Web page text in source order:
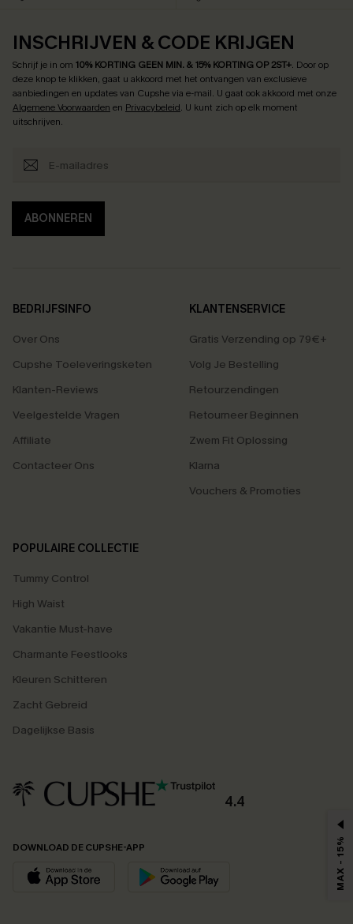
INSCHRIJVEN & CODE KRIJGEN
Schrijf je in om 10% KORTING GEEN MIN. & 15% KORTING OP 2ST+. Door op
deze knop te klikken, gaat u akkoord met het ontvangen van exclusieve
aanbiedingen en updates van Cupshe via e-mail. U gaat ook akkoord met onze
Algemene Voorwaarden en Privacybeleid. U kunt zich op elk moment
uitschrijven.
ABONNEREN
BEDRIJFSINFO
Over Ons
Cupshe Toeleveringsketen
Klanten-Reviews
Veelgestelde Vragen
Affiliate
Contacteer Ons
KLANTENSERVICE
Gratis Verzending op 79€+
Volg Je Bestelling
Retourzendingen
Retourneer Beginnen
Zwem Fit Oplossing
Klarna
Vouchers & Promoties
POPULAIRE COLLECTIE
Tummy Control
High Waist
Vakantie Must-have
Charmante Feestlooks
Kleuren Schitteren
Zacht Gebreid
Dagelijkse Basis
4.4
DOWNLOAD DE CUPSHE-APP MAX - 15%